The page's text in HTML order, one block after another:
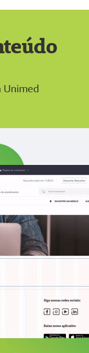
Unimed